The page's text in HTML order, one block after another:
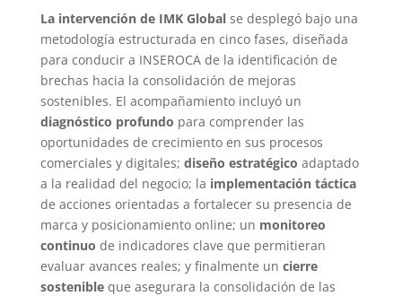
La intervención de IMK Globalse desplegó bajo una
metodología estructurada en cinco fases, diseñada
para conducir a INSEROCA de la identificación de
brechas hacia la consolidación de mejoras
sostenibles. El acompañamiento incluyó un
diagnóstico profundo para comprender las
oportunidades de crecimiento en sus procesos
comerciales y digitales; diseño estratégico adaptado
a la realidad del negocio; la implementación táctica
de acciones orientadas a fortalecer su presencia de
marca y posicionamiento online; un monitoreo
continuo de indicadores clave que permitieran
evaluar avances reales; y finalmente un cierre
sostenibleque asegurara la consolidación de las